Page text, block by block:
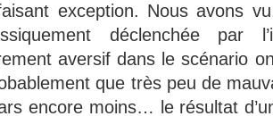
exception. Nous avons
déclenchée par
aversif dans le scénario
que très peu de
encore moins… le résultat